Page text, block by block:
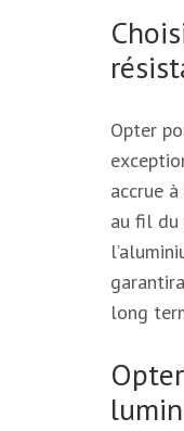
Opter
accrue
au fil du
long